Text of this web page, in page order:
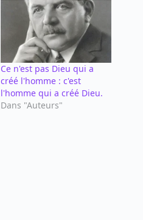
Ce n'est pas Dieu qui a
créé l'homme : c'est
l'homme qui a créé Dieu.
Dans "Auteurs"